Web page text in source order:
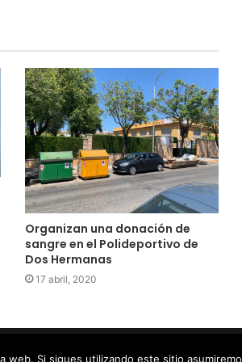
Organizan una donación de
sangre en el Polideportivo de
Dos Hermanas
17 abril, 2020
web. Si sigues utilizando este sitio